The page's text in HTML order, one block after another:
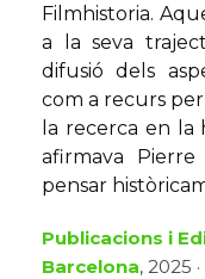
Filmhistoria.
a la seva
difusió dels
com a recurs
la recerca en la
afirmava
pensar
Publicacions i
Barcelona, 2025 ·